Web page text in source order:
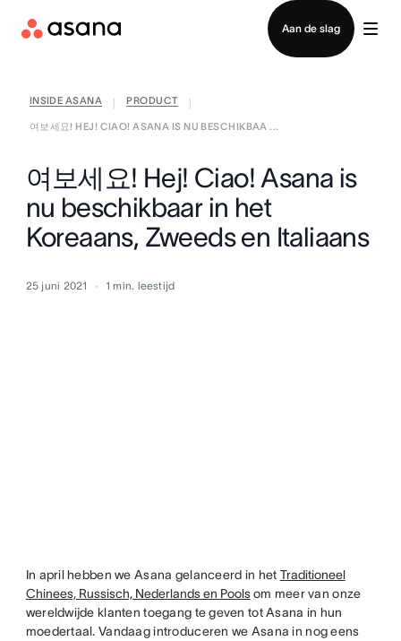
Aan de slag
Contact opnemen met verkoop
INSIDE ASANA PRODUCT
여보세요! HEJ! CIAO! ASANA IS NU BESCHIKBAA ...
여보세요! Hej! Ciao! Asana is
nu beschikbaar in het
Koreaans, Zweeds en Italiaans
25 juni 2021 1 min. leestijd
In april hebben we Asana gelanceerd in het Traditioneel
Chinees, Russisch, Nederlands en Poolsom meer van onze
wereldwijde klanten toegang te geven tot Asana in hun
moedertaal. Vandaag introduceren we Asana in nog eens